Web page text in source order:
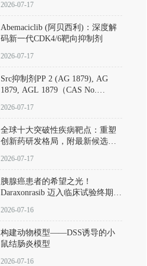
同等抑制ROCK1与ROCK2；其通
过精准嵌入激酶的ATP结合位点
发挥抑制作用，对ROCK1和
ROCK2的解离常数（Ki）分别为
140 nM和300 nM；在众多丝氨酸/
中，其靶向ROCK的选择性超过
200倍，凸显出优异的分子特异
2026-07-17
Abemaciclib (阿贝西利)：深度解
码新一代CDK4/6靶向抑制剂
2026-07-17
Src抑制剂PP 2 (AG 1879), AG
1879, AGL 1879（CAS No.
应用指南
2026-07-17
全球十大突破性疾病靶点：重塑
创新药研发格局，附最新候选分
2026-07-17
胰腺癌患者的希望之光！
Daraxonrasib 迈入临床试验终期阶
2026-07-16
构建动物模型——DSS诱导的小
鼠结肠炎模型
2026-07-16